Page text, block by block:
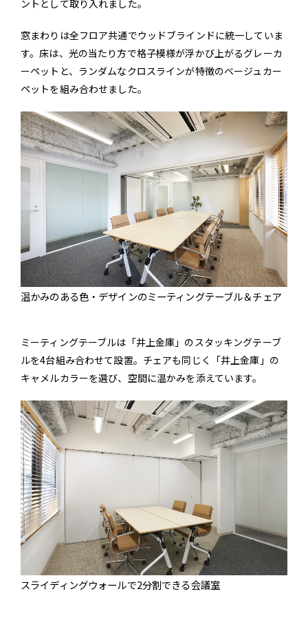
ントとして取り入れました。
窓まわりは全フロア共通でウッドブラインドに統一していま
す。床は、光の当たり方で格子模様が浮かび上がるグレーカ
ーペットと、ランダムなクロスラインが特徴のベージュカー
ペットを組み合わせました。
温かみのある色・デザインのミーティングテーブル＆チェア
ミーティングテーブルは「井上金庫」のスタッキングテーブ
ルを4台組み合わせて設置。チェアも同じく「井上金庫」の
キャメルカラーを選び、空間に温かみを添えています。
スライディングウォールで2分割できる会議室